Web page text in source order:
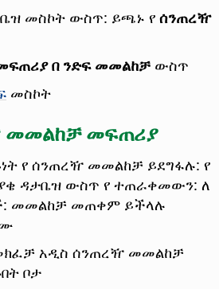
መስኮት ውስጥ: ይጫኑ የ ሰንጠረዥ
በ ንድፍ መመልከቻ ውስጥ
መስኮት
መመልከቻ መፍጠሪያ
የ ሰንጠረዥ መመልከቻ ይደግፋሉ: የ
ዳታቤዝ ውስጥ የ ተጠራቀመውን: ለ
መመልከቻ መጠቀም ይችላሉ
አዲስ ሰንጠረዥ መመልከቻ
ቦታ